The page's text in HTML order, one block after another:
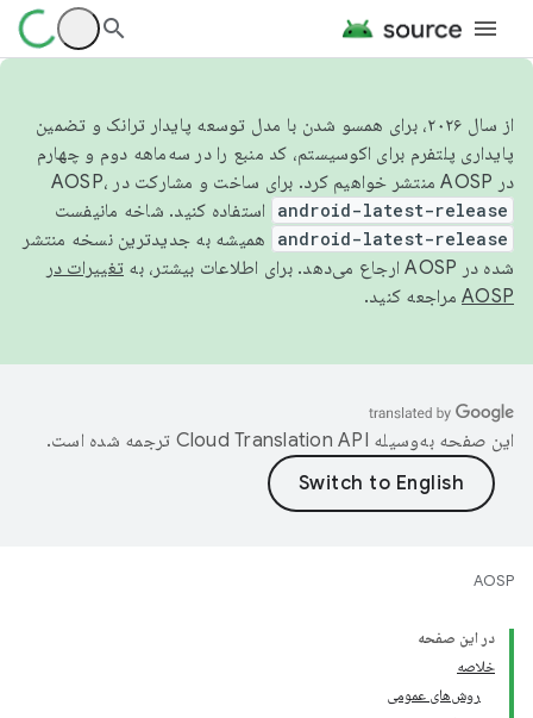
از سال ۲۰۲۶، برای همسو شدن با مدل توسعه پایدار ترانک و تضمین
پایداری پلتفرم برای اکوسیستم، کد منبع را در سه‌ماهه دوم و چهارم
در AOSP منتشر خواهیم کرد. برای ساخت و مشارکت در AOSP،
android-latest-release استفاده کنید. شاخه مانیفست
android-latest-release
همیشه به جدیدترین نسخه منتشر
شده در AOSP ارجاع می‌دهد. برای اطلاعات بیشتر، به
تغییرات در
AOSP مراجعه کنید.
این صفحه به‌وسیله ترجمه شده است.
AOSP
در این صفحه
خلاصه
روش‌های عمومی